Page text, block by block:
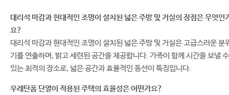
대리석 마감과 현대적인 조명이 설치된 넓은 주방 및 거실의 장점은 무엇인
요?
대리석 마감과 현대적인 조명이 설치된 넓은 주방 및 거실은 고급스러운 분
기를 연출하며, 밝고 세련된 공간을 제공합니다. 가족이 함께 시간을 보낼 수
있는 최적의 장소로, 넓은 공간과 효율적인 동선이 특징입니다.
우레탄폼 단열이 적용된 주택의 효율성은 어떤가요?